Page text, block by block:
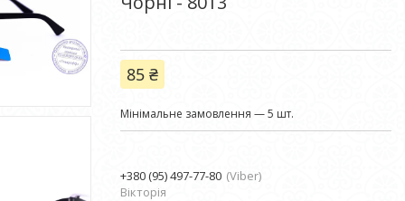
85 ₴
Мінімальне замовлення — 5 шт.
+380 (95) 497-77-80 Viber
Вікторія